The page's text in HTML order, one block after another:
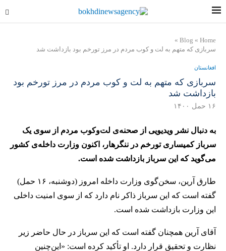
Home
»
Blog
»
سربازی که متهم به لت و کوب مردم در مرز تورخم بود بازداشت شد
افغانستان
سربازی که متهم به لت و کوب مردم در مرز تورخم بود
بازداشت شد
۱۶ حمل ۱۴۰۰
به دنبال نشر ویدیویی از صحنه‌ی لت‌وکوب مردم از سوی یک
سرباز کمیساری تورخم در ننگرهار، اکنون وزارت داخله‌ی کشور
می‌گوید که این سرباز بازداشت شده است.
طارق آرین، سخن‌گوی وزارت داخله امروز (دوشنبه، ۱۶ حمل)
گفته است که این سرباز ذاکر نام دارد که از سوی امنیت داخلی
این وزارت بازداشت شده است.
آقای آرین همچنان گفته است که این سرباز در حال حاضر زیر
نظارت و تحقیق قرار دارد. او تأکید کرده است: «این‌چنین